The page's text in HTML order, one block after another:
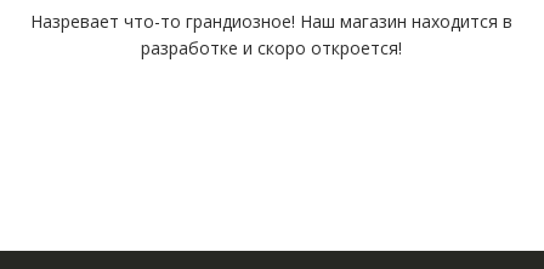
Назревает что-то грандиозное! Наш магазин находится в
разработке и скоро откроется!